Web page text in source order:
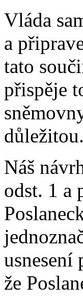
Vláda
a
tato
přispěje
důležitou.
Náš
odst. 1 a
usnesení
že